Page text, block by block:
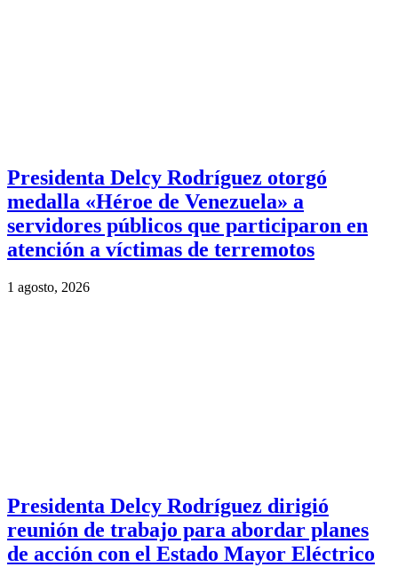
Presidenta Delcy Rodríguez otorgó
medalla «Héroe de Venezuela» a
servidores públicos que participaron en
atención a víctimas de terremotos
1 agosto, 2026
Presidenta Delcy Rodríguez dirigió
reunión de trabajo para abordar planes
de acción con el Estado Mayor Eléctrico